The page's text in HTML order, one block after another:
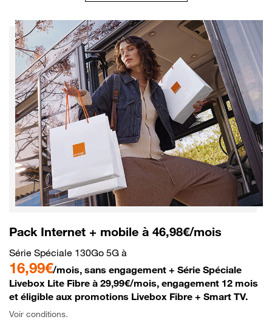
Pack Internet + mobile à 46,98€/mois
Série Spéciale 130Go 5G à
16,99€/mois, sans engagement + Série Spéciale
Livebox Lite Fibre à 29,99€/mois, engagement 12 mois
et éligible aux promotions Livebox Fibre + Smart TV.
Voir conditions.